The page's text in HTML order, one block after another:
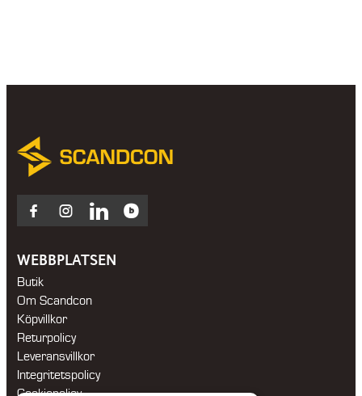
Facebook
Instagram
LinkedInBlocket
WEBBPLATSEN
Butik
Om Scandcon
Köpvillkor
Returpolicy
Leveransvillkor
Integritetspolicy